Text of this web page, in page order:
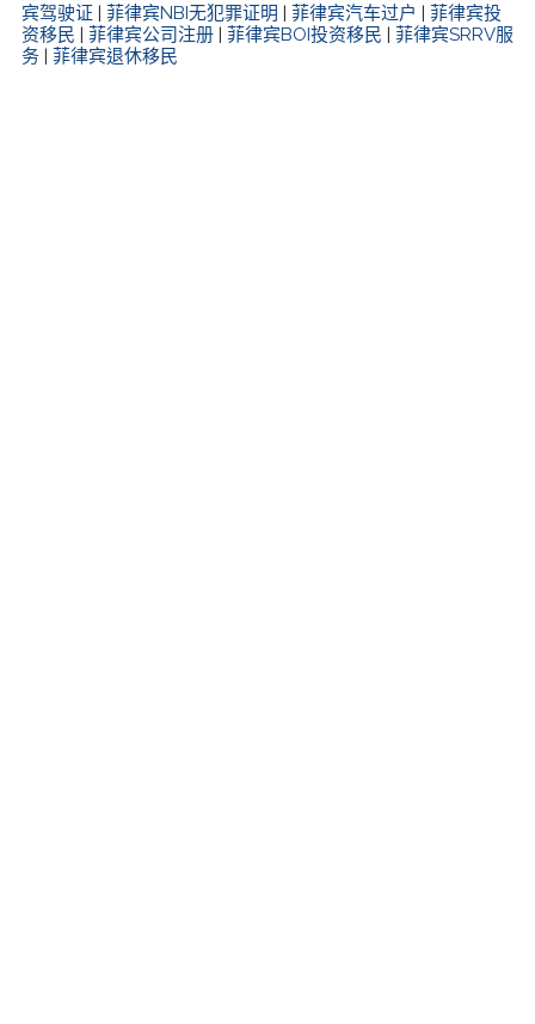
宾驾驶证 | 菲律宾NBI无犯罪证明 | 菲律宾汽车过户 | 菲律宾投
资移民 | 菲律宾公司注册 | 菲律宾BOI投资移民 | 菲律宾SRRV服
务 | 菲律宾退休移民